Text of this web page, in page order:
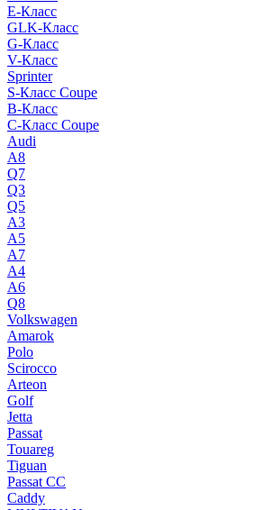
E-Класс
GLK-Класс
G-Класс
V-Класс
Sprinter
S-Класс Сoupe
B-Класс
C-Класс Coupe
Audi
A8
Q7
Q3
Q5
A3
A5
A7
A4
A6
Q8
Volkswagen
Amarok
Polo
Scirocco
Arteon
Golf
Jetta
Passat
Touareg
Tiguan
Passat CC
Caddy